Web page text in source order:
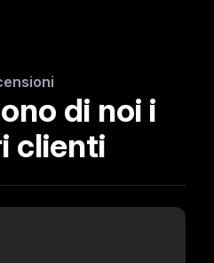
di noi i
clienti